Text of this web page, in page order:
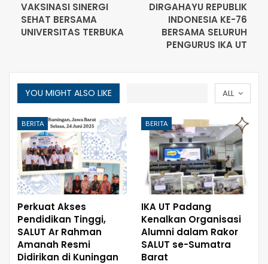
VAKSINASI SINERGI
SEHAT BERSAMA
UNIVERSITAS TERBUKA
DIRGAHAYU REPUBLIK
INDONESIA KE-76
BERSAMA SELURUH
PENGURUS IKA UT
ALL
YOU MIGHT ALSO LIKE
BERITA
Perkuat Akses
Pendidikan Tinggi,
SALUT Ar Rahman
Amanah Resmi
Didirikan di Kuningan
BERITA
IKA UT Padang
Kenalkan Organisasi
Alumni dalam Rakor
SALUT se-Sumatra
Barat